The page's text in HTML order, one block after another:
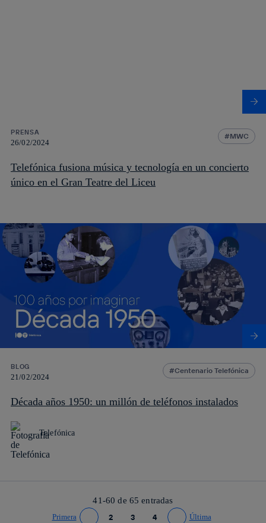
PRENSA
26/02/2024
MWC
Telefónica fusiona música y tecnología en un concierto
único en el Gran Teatre del Liceu
BLOG
21/02/2024
Centenario Telefónica
Década años 1950: un millón de teléfonos instalados
Telefónica
41-60 de 65 entradas
Primera 2 3 4 Última